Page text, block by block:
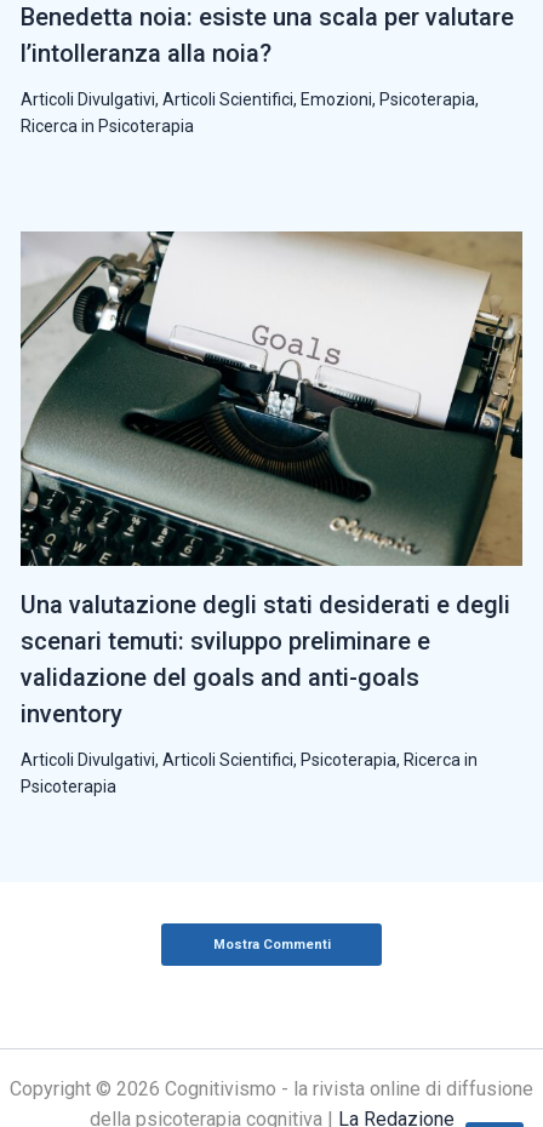
Benedetta noia: esiste una scala per valutare
l’intolleranza alla noia?
Articoli Divulgativi, Articoli Scientifici, Emozioni, Psicoterapia,
Ricerca in Psicoterapia
Una valutazione degli stati desiderati e degli
scenari temuti: sviluppo preliminare e
validazione del goals and anti-goals
inventory
Articoli Divulgativi, Articoli Scientifici, Psicoterapia, Ricerca in
Psicoterapia
Mostra Commenti
Copyright © 2026 Cognitivismo - la rivista online di diffusione
della psicoterapia cognitiva | La Redazione